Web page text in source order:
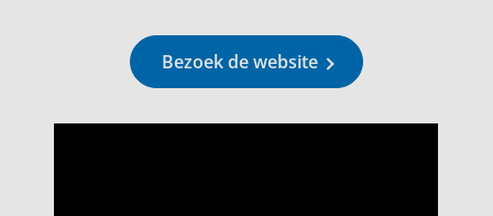
Bezoek de website